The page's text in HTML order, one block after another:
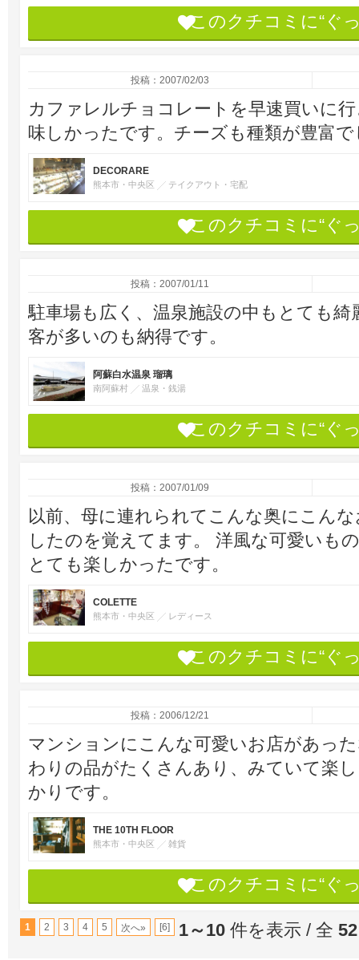
このクチコミに“ぐ
投稿：2007/02/03
カファレルチョコレートを早速買いに
味しかったです。チーズも種類が豊富で
DECORARE
熊本市・中央区 テイクアウト・宅配
このクチコミに“ぐ
投稿：2007/01/11
駐車場も広く、温泉施設の中もとても
客が多いのも納得です。
阿蘇白水温泉 瑠璃
南阿蘇村 温泉・銭湯
このクチコミに“ぐ
投稿：2007/01/09
以前、母に連れられてこんな奥にこん
したのを覚えてます。 洋風な可愛いも
とても楽しかったです。
COLETTE
熊本市・中央区 レディース
このクチコミに“ぐ
投稿：2006/12/21
マンションにこんな可愛いお店があっ
わりの品がたくさんあり、みていて楽
かりです。
THE 10TH FLOOR
熊本市・中央区 雑貨
このクチコミに“ぐ
1 2 3 4 5 次へ» [6] 1～10 件を表示 / 全 52